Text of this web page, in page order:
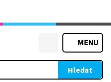
MENU
Hledat